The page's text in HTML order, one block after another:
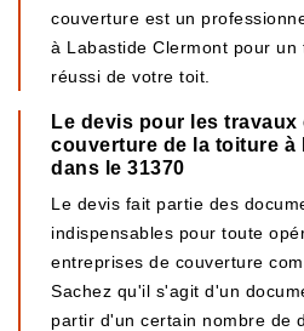
couverture est un
à Labastide Clermont pour
réussi de votre toit.
Le devis pour les
couverture de la toiture à
dans le 31370
Le devis fait partie des
indispensables pour toute
entreprises de couverture
Sachez qu'il s'agit d'un
partir d'un certain nombre de